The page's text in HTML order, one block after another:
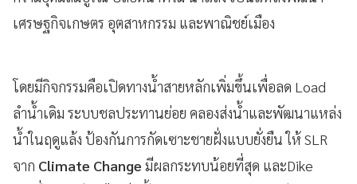
เศรษฐกิจเกษตร อุตสาหกรรม และพาณิชย์เมือง
โดยมีกิจกรรมคือเปิดทางน้ำสายหลักเพิ่มขึ้นเพื่อลด Load
ลำน้ำเดิม ระบบชลประทานย่อย คลองส่งน้ำและพัฒนาแหล่ง
น้ำในฤดูแล้ง ป้องกันการกัดเซาะชายฝั่งแบบยั่งยืน ให้ SLR
จาก Climate Change มีผลกระทบน้อยที่สุด และDike